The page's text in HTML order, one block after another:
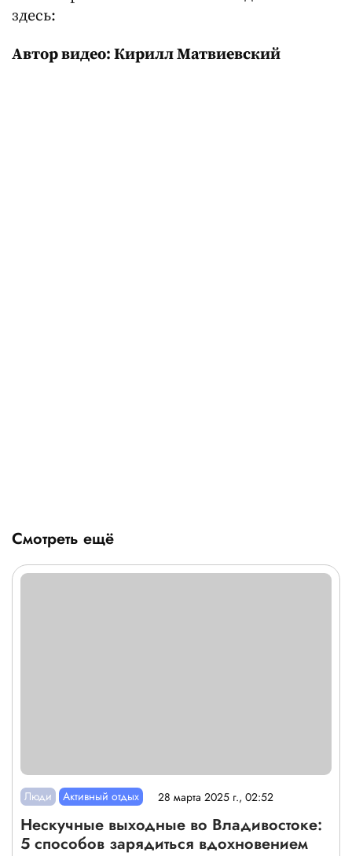
здесь:
Автор видео: Кирилл Матвиевский
Смотреть ещё
Люди Активный отдых 28 марта 2025 г., 02:52
Нескучные выходные во Владивостоке:
5 способов зарядиться вдохновением